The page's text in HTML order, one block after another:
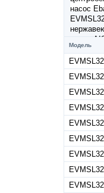
Модель